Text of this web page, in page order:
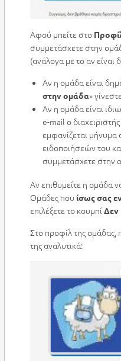
Αφού μπείτε στο
συμμετάσχετε στην
(ανάλογα με το αν είναι
Αν η ομάδα είναι
στην ομάδα»
Αν η ομάδα είναι
e-mail ο
εμφανίζεται
ειδοποιήσεών του
συμμετάσχετε στην
Αν επιθυμείτε η ομάδα
Ομάδες που ίσως σας
επιλέξετε το κουμπί Δεν
Στο προφίλ της ομάδας,
της αναλυτικά: